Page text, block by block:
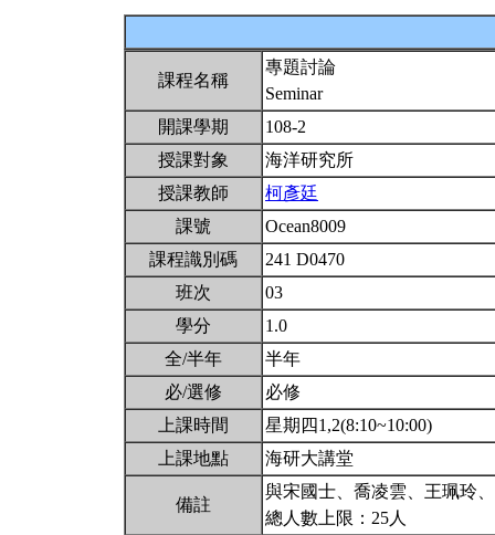
課程名稱
專題討論
Seminar
開課學期
108-2
授課對象
海洋研究所
授課教師
柯彥廷
課號
Ocean8009
課程識別碼
241 D0470
班次
03
學分
1.0
全/半年
半年
必/選修
必修
上課時間
星期四1,2(8:10~10:00)
上課地點
海研大講堂
備註
與宋國士、喬凌雲、王珮玲
總人數上限：25人